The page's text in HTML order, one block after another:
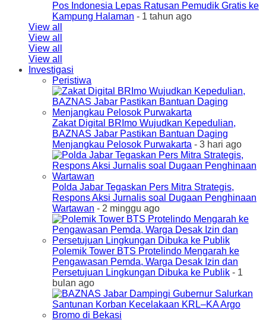
Pos Indonesia Lepas Ratusan Pemudik Gratis ke
Kampung Halaman - 1 tahun ago
View all
View all
View all
View all
Investigasi
Peristiwa
Zakat Digital BRImo Wujudkan Kepedulian,
BAZNAS Jabar Pastikan Bantuan Daging
Menjangkau Pelosok Purwakarta - 3 hari ago
Polda Jabar Tegaskan Pers Mitra Strategis,
Respons Aksi Jurnalis soal Dugaan Penghinaan
Wartawan - 2 minggu ago
Polemik Tower BTS Protelindo Mengarah ke
Pengawasan Pemda, Warga Desak Izin dan
Persetujuan Lingkungan Dibuka ke Publik - 1
bulan ago